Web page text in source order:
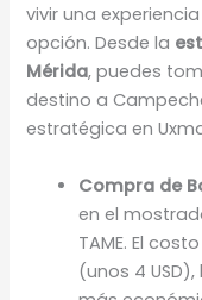
vivir una
opción. Desde la
Mérida, puedes
destino a
estratégica en
Compra de
en el
TAME. El
(unos 4